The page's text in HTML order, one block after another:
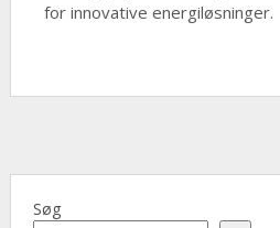
for innovative energiløsninger.
Søg